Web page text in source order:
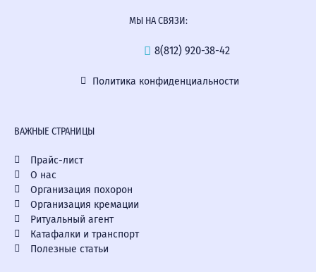
МЫ НА СВЯЗИ:
8(812) 920-38-42
Политика конфиденциальности
ВАЖНЫЕ СТРАНИЦЫ
Прайс-лист
О нас
Организация похорон
Организация кремации
Ритуальный агент
Катафалки и транспорт
Полезные статьи